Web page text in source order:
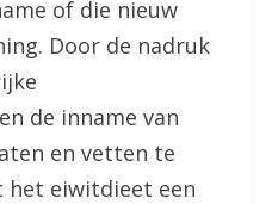
of die nieuw
Door de nadruk
de inname van
en vetten te
het eiwitdieet een